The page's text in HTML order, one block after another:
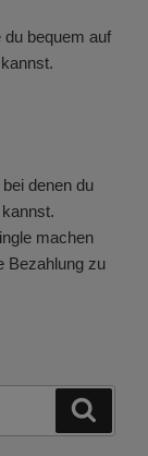
du bequem auf
denen du
machen
Bezahlung zu